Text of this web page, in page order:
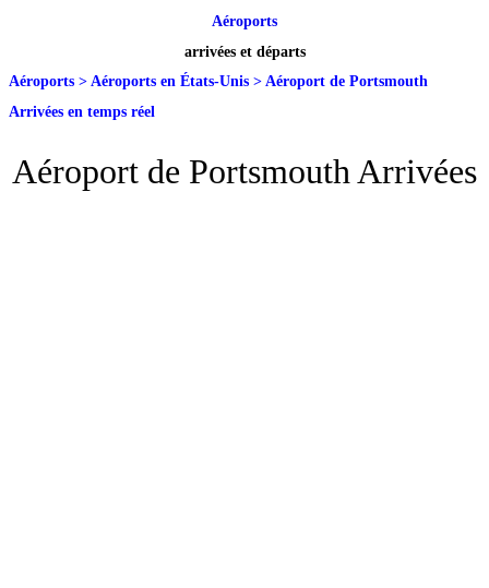
Aéroports
arrivées et départs
Aéroports > Aéroports en États-Unis > Aéroport de Portsmouth
Arrivées en temps réel
Aéroport de Portsmouth Arrivées